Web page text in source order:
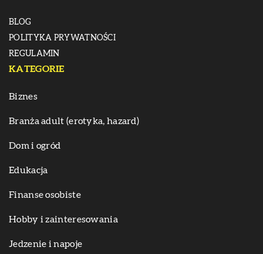
BLOG
POLITYKA PRYWATNOŚCI
REGULAMIN
KATEGORIE
Biznes
Branża adult (erotyka, hazard)
Dom i ogród
Edukacja
Finanse osobiste
Hobby i zainteresowania
Jedzenie i napoje